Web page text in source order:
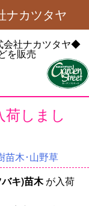
ナカツタヤ
社ナカツタヤ◆
を販売
しまし
苗木･山野草
キ)苗木が入荷